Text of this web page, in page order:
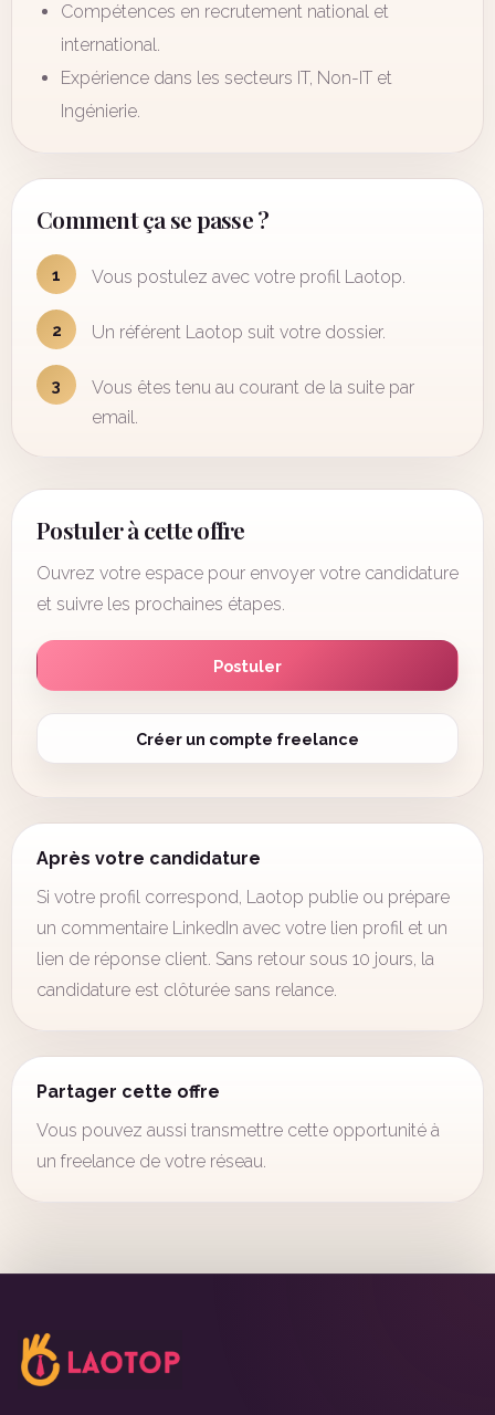
Compétences en recrutement national et
international.
Expérience dans les secteurs IT, Non-IT et
Ingénierie.
Comment ça se passe ?
1 Vous postulez avec votre profil Laotop.
2 Un référent Laotop suit votre dossier.
3
Vous êtes tenu au courant de la suite par
email.
Postuler à cette offre
Ouvrez votre espace pour envoyer votre candidature
et suivre les prochaines étapes.
Postuler
Créer un compte freelance
Après votre candidature
Si votre profil correspond, Laotop publie ou prépare
un commentaire LinkedIn avec votre lien profil et un
lien de réponse client. Sans retour sous 10 jours, la
candidature est clôturée sans relance.
Partager cette offre
Vous pouvez aussi transmettre cette opportunité à
un freelance de votre réseau.